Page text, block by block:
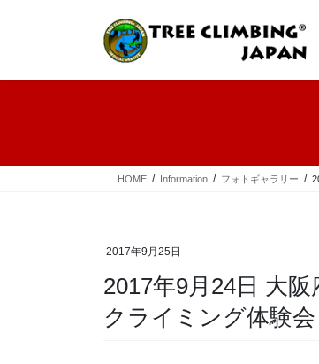
ツ
シ
HOME Information フォトギャラリー
2017年9月25日
2017年9月24日 大
クライミング体験会